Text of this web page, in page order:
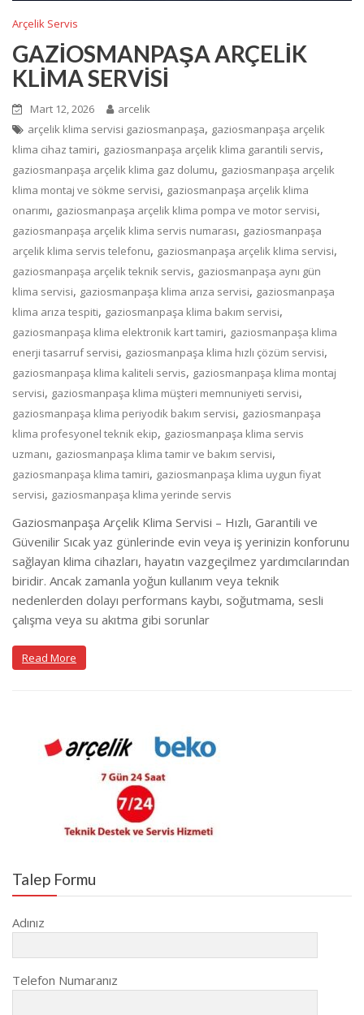
Arçelik Servis
GAZİOSMANPAŞA ARÇELİK
KLİMA SERVİSİ
Mart 12, 2026
arcelik
arçelik klima servisi gaziosmanpaşa, gaziosmanpaşa arçelik
klima cihaz tamiri, gaziosmanpaşa arçelik klima garantili servis,
gaziosmanpaşa arçelik klima gaz dolumu, gaziosmanpaşa arçelik
klima montaj ve sökme servisi, gaziosmanpaşa arçelik klima
onarımı, gaziosmanpaşa arçelik klima pompa ve motor servisi,
gaziosmanpaşa arçelik klima servis numarası, gaziosmanpaşa
arçelik klima servis telefonu, gaziosmanpaşa arçelik klima servisi,
gaziosmanpaşa arçelik teknik servis, gaziosmanpaşa aynı gün
klima servisi, gaziosmanpaşa klima arıza servisi, gaziosmanpaşa
klima arıza tespiti, gaziosmanpaşa klima bakım servisi,
gaziosmanpaşa klima elektronik kart tamiri, gaziosmanpaşa klima
enerji tasarruf servisi, gaziosmanpaşa klima hızlı çözüm servisi,
gaziosmanpaşa klima kaliteli servis, gaziosmanpaşa klima montaj
servisi, gaziosmanpaşa klima müşteri memnuniyeti servisi,
gaziosmanpaşa klima periyodik bakım servisi, gaziosmanpaşa
klima profesyonel teknik ekip, gaziosmanpaşa klima servis
uzmanı, gaziosmanpaşa klima tamir ve bakım servisi,
gaziosmanpaşa klima tamiri, gaziosmanpaşa klima uygun fiyat
servisi, gaziosmanpaşa klima yerinde servis
Gaziosmanpaşa Arçelik Klima Servisi – Hızlı, Garantili ve
Güvenilir Sıcak yaz günlerinde evin veya iş yerinizin konforunu
sağlayan klima cihazları, hayatın vazgeçilmez yardımcılarından
biridir. Ancak zamanla yoğun kullanım veya teknik
nedenlerden dolayı performans kaybı, soğutmama, sesli
çalışma veya su akıtma gibi sorunlar
Read More
Talep Formu
Adınız
Telefon Numaranız